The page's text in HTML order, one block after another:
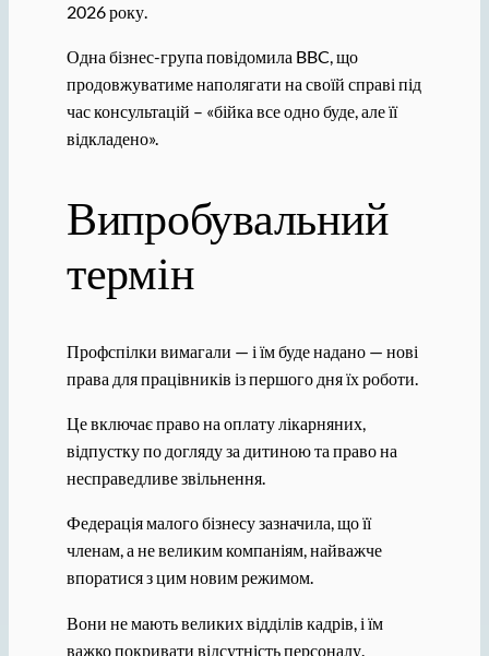
2026 року.
Одна бізнес-група повідомила BBC, що
продовжуватиме наполягати на своїй справі під
час консультацій – «бійка все одно буде, але її
відкладено».
Випробувальний
термін
Профспілки вимагали — і їм буде надано — нові
права для працівників із першого дня їх роботи.
Це включає право на оплату лікарняних,
відпустку по догляду за дитиною та право на
несправедливе звільнення.
Федерація малого бізнесу зазначила, що її
членам, а не великим компаніям, найважче
впоратися з цим новим режимом.
Вони не мають великих відділів кадрів, і їм
важко покривати відсутність персоналу.